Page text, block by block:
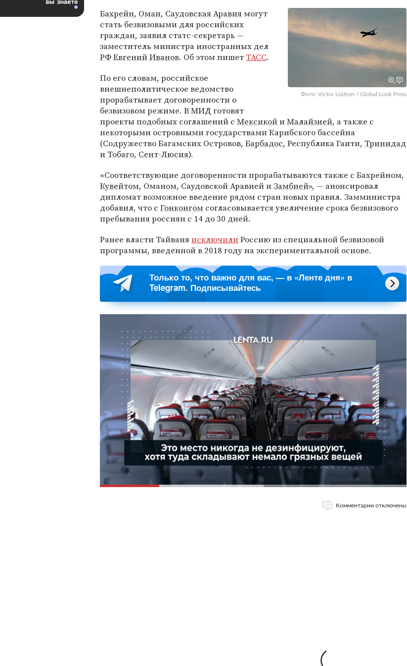
Фото: Victor Lisitsyn / Global Look Press
Бахрейн, Оман, Саудовская Аравия могут
стать безвизовыми для российских
граждан, заявил статс-секретарь —
заместитель министра иностранных дел
РФЕвгений Иванов. Об этом пишет ТАСС.
По его словам, российское
внешнеполитическое ведомство
прорабатывает договоренности о
безвизовом режиме. В МИД готовят
проекты подобных соглашений с МексикойиМалайзией, а также с
некоторыми островными государствами Карибского бассейна
(Содружество Багамских Островов, Барбадос, Республика Гаити, Тринидад
и Тобаго, Сент-Люсия).
«Соответствующие договоренности прорабатываются также с Бахрейном,
Кувейтом, Оманом, Саудовской Аравией и Замбией», — анонсировал
дипломат возможное введение рядом стран новых правил. Замминистра
добавил, что с Гонконгом согласовывается увеличение срока безвизового
пребывания россиян с 14 до 30 дней.
Ранее власти ТайваняисключилиРоссию из специальной безвизовой
программы, введенной в 2018 году на экспериментальной основе.
Только то, что важно для вас, — в «Ленте дня» в
Telegram. Подписывайтесь
Комментарии отключены